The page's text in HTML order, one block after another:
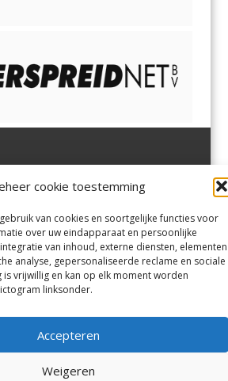
cookie toestemming
van cookies en soortgelijke functies voor
over uw eindapparaat en persoonlijke
van inhoud, externe diensten, elementen
analyse, gepersonaliseerde reclame en sociale
is vrijwillig en kan op elk moment worden
linksonder.
Accepteren
Weigeren
Velserbroek,Velsen-Zuid,
Zuid,Driehuisen
Spaarnwoude.